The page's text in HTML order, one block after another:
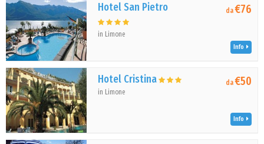
Hotel San Pietro
in Limone
da€76
Info
Hotel Cristina
in Limone
da€50
Info